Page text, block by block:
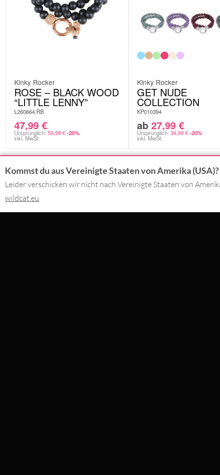
Kinky Rocker
ROSE – BLACK WOOD
“LITTLE LENNY”
L260664.RB
47,99 €
Ursprünglich: 59,99€ -20%
inkl. MwSt.
Kinky Rocker
GET NUDE
COLLECTION
KP010394
ab 27,99 €
Ursprünglich: 34,99€ -20%
inkl. MwSt.
KONTAKT DU
Kommst du aus Vereinigte Staaten von Amerika (USA)?
Leider verschicken wir nicht nach Vereinigte Staaten von
wildcat.eu